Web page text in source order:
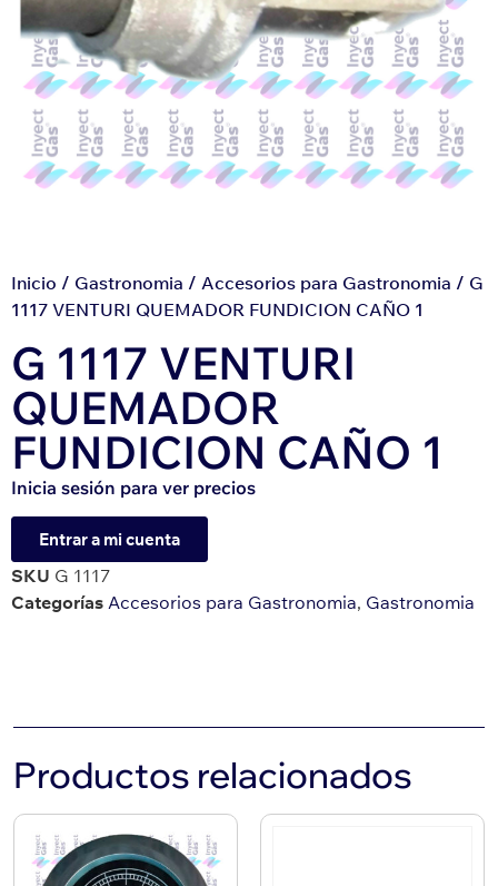
Inicio / Gastronomia / Accesorios para Gastronomia / G
1117 VENTURI QUEMADOR FUNDICION CAÑO 1
G 1117 VENTURI
QUEMADOR
FUNDICION CAÑO 1
Inicia sesión para ver precios
Entrar a mi cuenta
SKU G 1117
Categorías Accesorios para Gastronomia, Gastronomia
Productos relacionados